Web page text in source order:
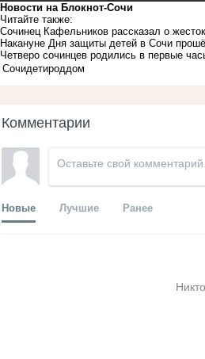
Новости на Блoкнoт-Сочи
Читайте также:
Сочинец Кафельников рассказал о
Накануне Дня защиты детей в Сочи
Четверо сочинцев родились в первые
Сочидетироддом
Комментарии
Новые Лучшие Ранее